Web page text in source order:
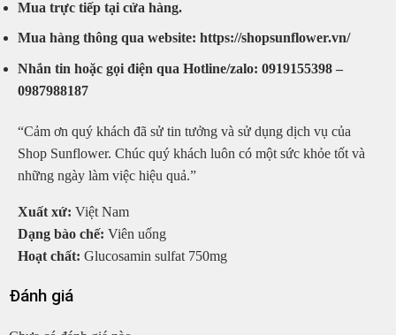
Mua trực tiếp tại cửa hàng.
Mua hàng thông qua website: https://shopsunflower.vn/
Nhắn tin hoặc gọi điện qua Hotline/zalo: 0919155398 –
0987988187
“Cảm ơn quý khách đã sử tin tưởng và sử dụng dịch vụ của
Shop Sunflower. Chúc quý khách luôn có một sức khỏe tốt và
những ngày làm việc hiệu quả.”
Xuất xứ: Việt Nam
Dạng bào chế: Viên uống
Hoạt chất: Glucosamin sulfat 750mg
Đánh giá